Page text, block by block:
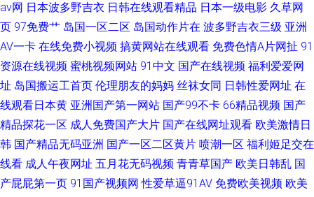
av网 日本波多野吉衣 日韩在线观看精品 日本一级电影 久草网
页 97免费艹 岛国一区二区 岛国动作片在 波多野吉衣三级 亚洲
AV一卡 在线免费小视频 搞黄网站在线观看 免费色情A片网扯 91
资源在线视频 蜜桃视频网站 91中文 国产在线视频 福利爱爱网
址 岛国搬运工首页 伦理朋友的妈妈 丝袜女同 日韩性爱网址 在
线观看日本黄 亚洲国产第一网站 国产99不卡 66精品视频 国产
精品探花一区 成人免费国产大片 国产在线网址观看 欧美激情日
韩 国产精品无码亚洲 国产一区二区黄片 喷潮一区 福利姬足交在
线看 成人午夜网址 五月花无码视频 青青草国产 欧美日韩乱 国
产屁屁第一页 91国产视频网 性爱草逼91AV 免费欧美视频 欧美